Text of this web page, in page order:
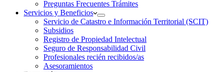
Preguntas Frecuentes Trámites
Servicios y Beneficios
Servicio de Catastro e Información Territorial (SCIT)
Subsidios
Registro de Propiedad Intelectual
Seguro de Responsabilidad Civil
Profesionales recién recibidos/as
Asesoramientos